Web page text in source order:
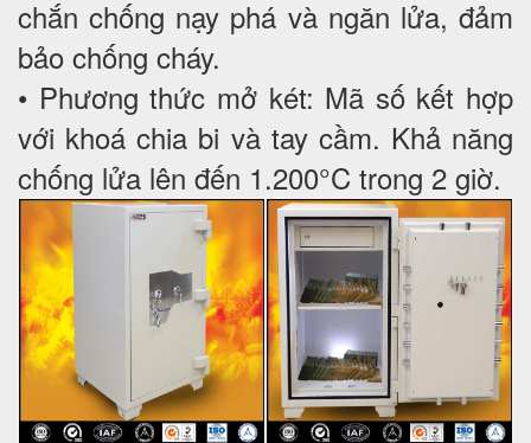
chắn chống nạy phá và ngăn lửa, đảm
bảo chống cháy.
• Phương thức mở két: Mã số kết hợp
với khoá chia bi và tay cầm. Khả năng
chống lửa lên đến 1.200°C trong 2 giờ.